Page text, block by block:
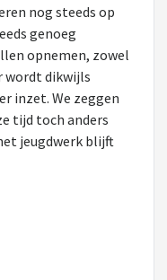
nog steeds op
genoeg
opnemen, zowel
wordt dikwijls
inzet. We zeggen
tijd toch anders
jeugdwerk blijft